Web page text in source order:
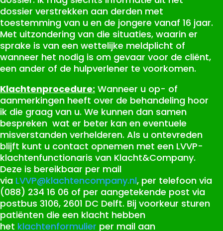
dossier verstrekken aan derden met
toestemming van u en de jongere vanaf 16 jaar.
Met uitzondering van die situaties, waarin er
sprake is van een wettelijke meldplicht of
wanneer het nodig is om gevaar voor de cliënt,
een ander of de hulpverlener te voorkomen.
Klachtenprocedure: Wanneer u op- of
aanmerkingen heeft over de behandeling hoor
ik die graag van u. We kunnen dan samen
bespreken wat er beter kan en eventuele
misverstanden verhelderen. Als u ontevreden
blijft kunt u contact opnemen met een LVVP-
klachtenfunctionaris van Klacht&Company.
Deze is bereikbaar per mail
via LVVP@klachtencompany.nl, per telefoon via
(088) 234 16 06 of per aangetekende post via
postbus 3106, 2601 DC Delft. Bij voorkeur sturen
patiënten die een klacht hebben
het klachtenformulier per mail aan